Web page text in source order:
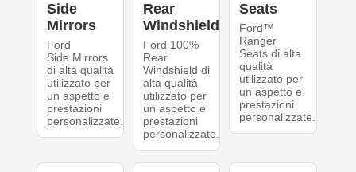
Side
Mirrors
Ford
Side Mirrors
di alta qualità
utilizzato per
un aspetto e
prestazioni
personalizzate.
Rear
Windshield
Ford 100%
Rear
Windshield di
alta qualità
utilizzato per
un aspetto e
prestazioni
personalizzate.
Seats
Ford™
Ranger
Seats di alta
qualità
utilizzato per
un aspetto e
prestazioni
personalizzate.